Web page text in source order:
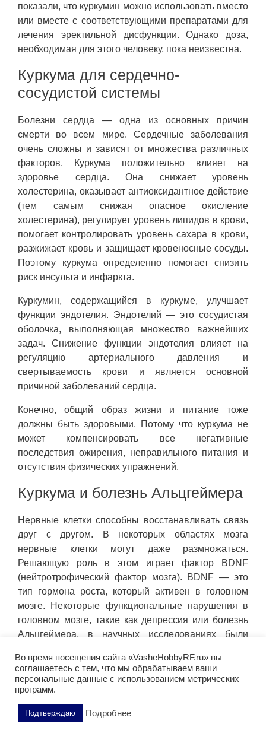
показали, что куркумин можно использовать вместо
или вместе с соответствующими препаратами для
лечения эректильной дисфункции. Однако доза,
необходимая для этого человеку, пока неизвестна.
Куркума для сердечно-
сосудистой системы
Болезни сердца — одна из основных причин
смерти во всем мире. Сердечные заболевания
очень сложны и зависят от множества различных
факторов. Куркума положительно влияет на
здоровье сердца. Она снижает уровень
холестерина, оказывает антиоксидантное действие
(тем самым снижая опасное окисление
холестерина), регулирует уровень липидов в крови,
помогает контролировать уровень сахара в крови,
разжижает кровь и защищает кровеносные сосуды.
Поэтому куркума определенно помогает снизить
риск инсульта и инфаркта.
Куркумин, содержащийся в куркуме, улучшает
функции эндотелия. Эндотелий — это сосудистая
оболочка, выполняющая множество важнейших
задач. Снижение функции эндотелия влияет на
регуляцию артериального давления и
свертываемость крови и является основной
причиной заболеваний сердца.
Конечно, общий образ жизни и питание тоже
должны быть здоровыми. Потому что куркума не
может компенсировать все негативные
последствия ожирения, неправильного питания и
отсутствия физических упражнений.
Куркума и болезнь Альцгеймера
Нервные клетки способны восстанавливать связь
друг с другом. В некоторых областях мозга
нервные клетки могут даже размножаться.
Решающую роль в этом играет фактор BDNF
(нейтротрофический фактор мозга). BDNF — это
тип гормона роста, который активен в головном
мозге. Некоторые функциональные нарушения в
головном мозге, такие как депрессия или болезнь
Альцгеймера, в научных исследованиях были
Исследования показывают, что куркумин,
содержащийся в куркуме, повышает концентрацию
отсрочить или даже предотвратить заболевания
Во время посещения сайта «VasheHobbyRF.ru» вы
соглашаетесь с тем, что мы обрабатываем ваши
персональные данные с использованием метрических
программ.
Подтверждаю Подробнее